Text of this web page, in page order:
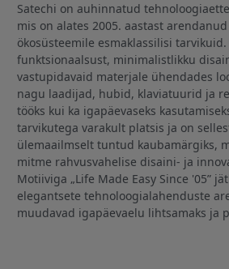
Satechi on auhinnatud
mis on alates 2005. aastast
ökosüsteemile esmaklassilisi
funktsionaalsust, minimalistlikku
vastupidavaid materjale ühendades
nagu laadijad, hubid, klaviatuurid ja
tööks kui ka igapäevaseks
tarvikutega varakult platsis ja on
ülemaailmselt tuntud kaubamärgiks,
mitme rahvusvahelise disaini- ja
Motiiviga „Life Made Easy Since '05”
elegantsete tehnoloogialahenduste
muudavad igapäevaelu lihtsamaks ja